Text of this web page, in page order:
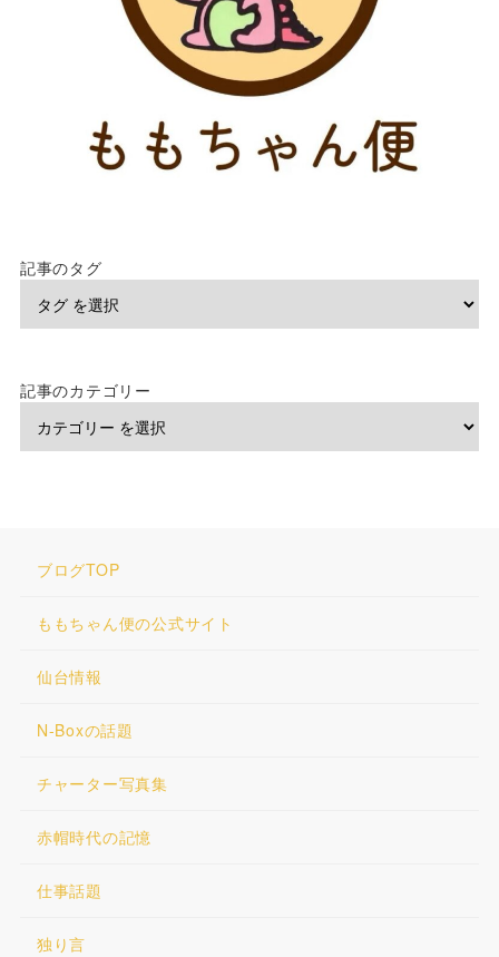
記事のタグ
記事のカテゴリー
ブログTOP
ももちゃん便の公式サイト
仙台情報
N-Boxの話題
チャーター写真集
赤帽時代の記憶
仕事話題
独り言